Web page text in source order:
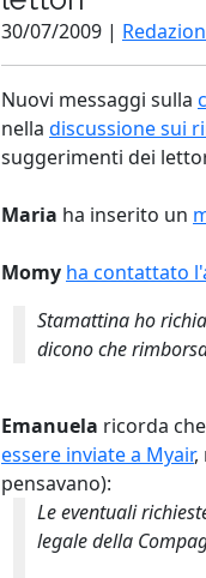
30/07/2009 |
Nuovi messaggi sulla
nella discussione sui
suggerimenti dei
Maria ha inserito un
Momy ha contattato
Stamattina ho
dicono che
Emanuela ricorda
essere inviate a Myair,
pensavano):
Le eventuali
legale della